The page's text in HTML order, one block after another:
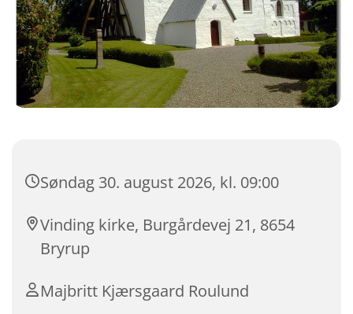
Søndag 30. august 2026, kl. 09:00
Vinding kirke, Burgårdevej 21, 8654
Bryrup
Majbritt Kjærsgaard Roulund